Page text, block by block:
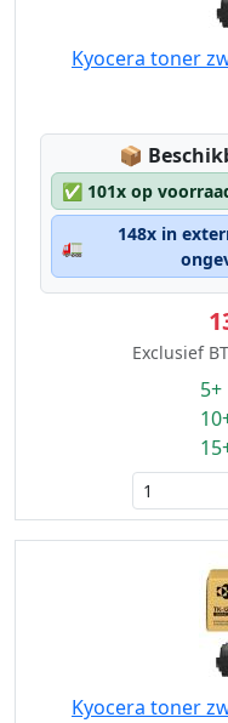
Kyocera toner
📦
✅ 101x op
🚛
148x in
Exclusief
Kyocera toner